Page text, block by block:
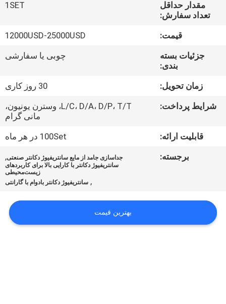
کارخانه
کنترل
کیفیت
اخبار
درخواست
مقدار حداقل
تعداد سفارش:
1SET
قیمت:
12000USD-25000USD
جزئیات بسته
بندی:
چوبی یا سفارشی
زمان تحویل:
30 روز کاری
شرایط پرداخت:
L/C، D/A، D/P، T/T، وسترن یونیون،
مانی گرام
قابلیت ارائه:
100Set در هر ماه
برجسته:
جداسازی جامد از مایع سانتریفیوژ دکانتر صنعتی,
سانتریفیوژ دکانتر با کارایی بالا برای کاربردهای
زیست‌محیطی
, سانتریفیوژ دکانتر بادوام با گارانتی
بهترین قیمت